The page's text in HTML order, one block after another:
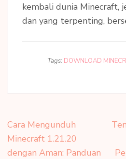
kembali dunia Minecraft,
dan yang terpenting,
Tags: DOWNLOAD
Post
navigation
Cara Mengunduh
Minecraft 1.21.20
dengan Aman: Panduan